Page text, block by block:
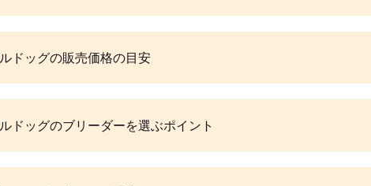
ドッグの販売価格の目安
ドッグのブリーダーを選ぶポイント